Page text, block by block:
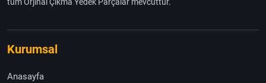
Kurumsal
Anasayfa